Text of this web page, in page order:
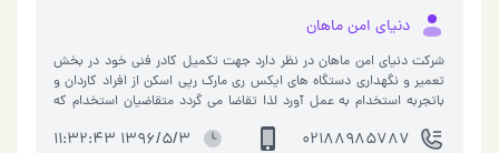
دنیای امن ماهان
شرکت دنیای امن ماهان در نظر دارد جهت تکمیل کادر فنی خود در بخش
تعمیر و نگهداری دستگاه های ایکس ری مارک رپی اسکن از افراد کاردان و
باتجربه استخدام به عمل آورد لذا تقاضا می گردد متقاضیان استخدام که
دارای حداقل سه سال تجربه کار مفید و مرتبط در خصوص تعمیر و نگهداری
دستگاه های ایکس ری هستند با مراجعه به وب سایت شرکت دنیای امن
02188985787
1396/5/3 11:32:43